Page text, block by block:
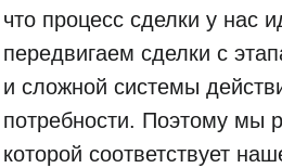
что процесс сделки у нас
передвигаем сделки с
и сложной системы
потребности. Поэтому мы
которой соответствует